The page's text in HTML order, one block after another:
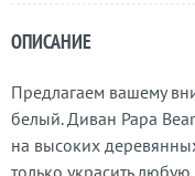
ОПИСАНИЕ
Предлагаем вашему
белый. Диван Papa
на высоких
только украсить